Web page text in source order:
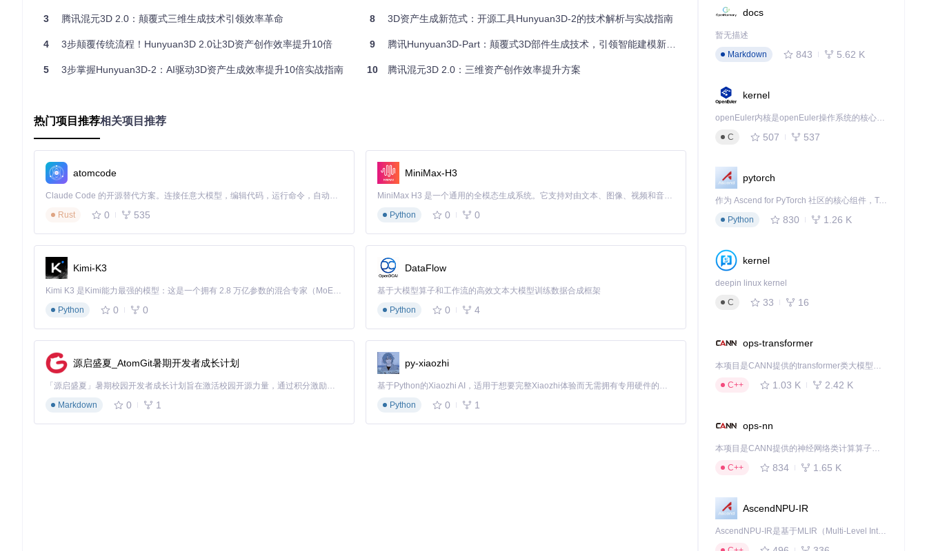
在开始使用Hunyuan3D 2.0前，需确保系统满足以下环境要求：64位Linux操作系统（推荐Ubuntu 20.04+）、Python 3.8-3.10环境、至少16GB系统内存
git clone https://gitcode.com/tencent_hunyuan/Hunyuan3D-2
source
# venv\Scripts\activate  # Windows系统
# 安装依赖包
选择模型版本：技术选型与硬件适配
Hunyuan3D 2.0提供多个模型版本以适应不同应用场景，技术选型指南如下：
通用3D资产生成
极速版
分步蒸馏技术，速度提升60%
多视角版
强化多角度条件控制 16GB显存 高精度工业设计
模型下载采用自动检测机制，首次运行时系统会根据硬件配置推荐合适版本。用户也可通过编辑config.json
3 腾讯混元3D 2.0：颠覆式三维生成技术引领效率革命
4 3步颠覆传统流程！Hunyuan3D 2.0让3D资产创作效率提升10倍
5 3步掌握Hunyuan3D-2：AI驱动3D资产生成效率提升10倍实战指南
8 3D资产生成新范式：开源工具Hunyuan3D-2的技术解析与实战指南
9 腾讯Hunyuan3D-Part：颠覆式3D部件生成技术，引领智能建模新范式
10 腾讯混元3D 2.0：三维资产创作效率提升方案
热门项目推荐相关项目推荐
atomcode
Claude Code 的开源替代方案。连接任意大模型，编辑代码，运行命令，自动验证 — 全自动执行。用 Rust 构建，极致性能。 ｜ An open-source alternative to Claude Code. Connect any LLM, edit code, run commands, and verify changes — autonomously. Built in Rust for speed. Get Started
Rust
0 535
MiniMax-H3
MiniMax H3 是一个通用的全模态生成系统。它支持对由文本、图像、视频和音频组成的多模态上下文进行统一理解，并能生成分辨率高达 2K、时长可达 15 秒的带原生立体声音频的视频。得益于面向任务泛化的系统设计，H3 在预训练阶段就已具备广泛的多模态上下文理解与生成能力，能够出色地执行复杂的多模态指令。
Python
0 0
Kimi-K3
Kimi K3 是Kimi能力最强的模型：这是一个拥有 2.8 万亿参数的混合专家（MoE）模型，具备原生视觉理解能力，并支持 100 万 token 的上下文窗口。
Python
0 0
DataFlow
基于大模型算子和工作流的高效文本大模型训练数据合成框架
Python
0 4
源启盛夏_AtomGit暑期开发者成长计划
「源启盛夏」暑期校园开发者成长计划旨在激活校园开源力量，通过积分激励、认证扶持、资源倾斜等形式，引导高校组织和开发者完成「入驻 — 建项目 — 做贡献 — 获认证 — 得资源」的完整闭环。无论你是想带领社团入驻平台的组织者，还是希望用代码贡献证明自己的开发者，都能在这里找到属于你的成长路径。
Markdown
0 1
py-xiaozhi
基于Python的Xiaozhi AI，适用于想要完整Xiaozhi体验而无需拥有专用硬件的用户。
Python
0 1
docs
暂无描述
Markdown
843 5.62 K
kernel
openEuler内核是openEuler操作系统的核心，既是系统性能与稳定性的基石，也是连接处理器、设备与服务的桥梁。
C
507 537
pytorch
作为 Ascend for PyTorch 社区的核心组件，TorchNPU 是昇腾专为 PyTorch 打造的深度学习适配插件，使 PyTorch 框架能够直接调用昇腾 NPU，为开发者提供昇腾 AI 处理器的超强算力。
Python
830 1.26 K
kernel
deepin linux kernel
C
33 16
ops-transformer
本项目是CANN提供的transformer类大模型算子库，实现网络在NPU上加速计算。
C++
1.03 K 2.42 K
ops-nn
本项目是CANN提供的神经网络类计算算子库，实现网络在NPU上加速计算。
C++
834 1.65 K
AscendNPU-IR
AscendNPU-IR是基于MLIR（Multi-Level Intermediate Representation）构建的，面向昇腾亲和算子编译时使用的中间表示，提供昇腾完备表达能力，通过编译优化提升昇腾AI处理器计算效率，支持通过生态框架使能昇腾AI处理器与深度调优